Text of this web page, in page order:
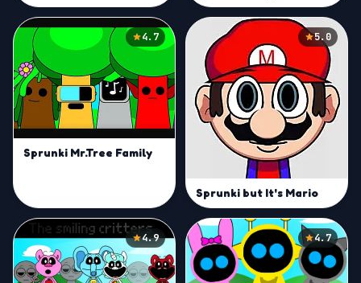
4.7
Sprunki Mr.Tree Family
5.0
Sprunki but It's Mario
4.9 4.7